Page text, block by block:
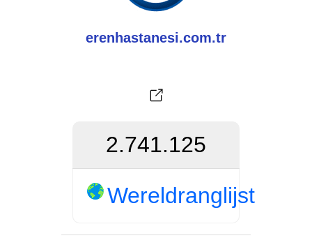
erenhastanesi.com.tr
2.741.125
Wereldranglijst